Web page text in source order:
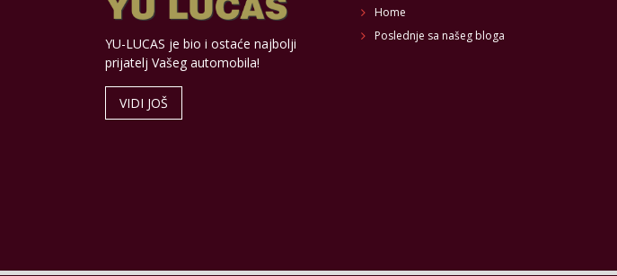
YU-LUCAS je bio i ostaće najbolji
prijatelj Vašeg automobila!
VIDI JOŠ
Home
Poslednje sa našeg bloga